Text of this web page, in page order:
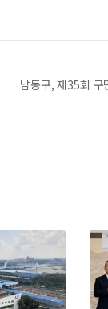
남동구, 제35회 구